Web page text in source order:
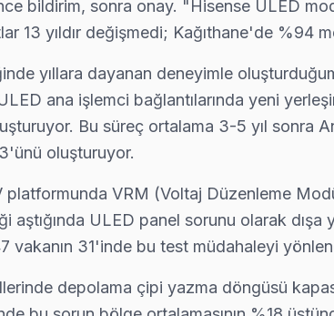
şey: 0850 811 14 36 numarasını arayıp
bildirim, sonra onay. "Hisense ULED
13 yıldır değişmedi; Kağıthane'de %94
yıllara dayanan deneyimle
ana işlemci bağlantılarında yeni
Bu süreç ortalama 3-5 yıl sonra
oluşturuyor.
VRM (Voltaj Düzenleme
ULED panel sorunu olarak
vakanın 31'inde bu test müdahaleyi
depolama çipi yazma döngüsü